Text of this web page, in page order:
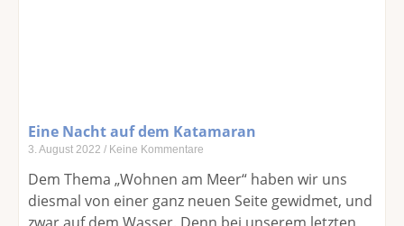
Eine Nacht auf dem Katamaran
3. August 2022 Keine Kommentare
Dem Thema „Wohnen am Meer“ haben wir uns
diesmal von einer ganz neuen Seite gewidmet, und